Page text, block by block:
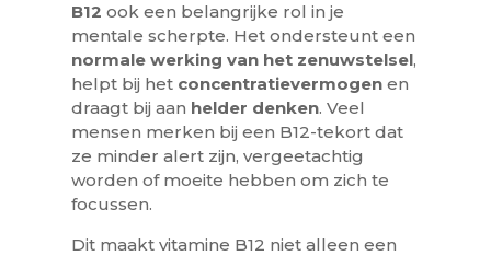
B12 ook een belangrijke rol in je
mentale scherpte. Het ondersteunt een
normale werking van het zenuwstelsel,
helpt bij het concentratievermogenen
draagt bij aan helder denken. Veel
mensen merken bij een B12-tekort dat
ze minder alert zijn, vergeetachtig
worden of moeite hebben om zich te
focussen.
Dit maakt vitamine B12 niet alleen een